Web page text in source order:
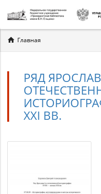
Вы
здесь
Главная
РЯД
XXI ВВ.